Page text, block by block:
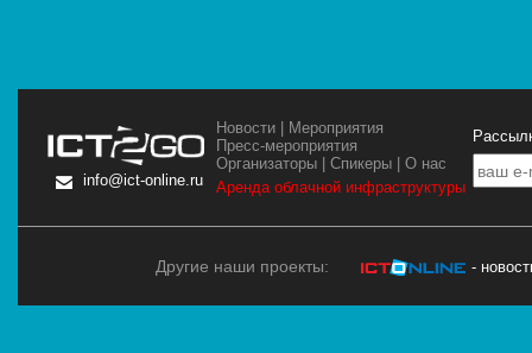
info@ict-online.ru
Новости
Мероприятия
Пресс-мероприятия
Организаторы |Спикеры |О нас
Аренда облачной инфраструктуры
Другие наши проекты: -